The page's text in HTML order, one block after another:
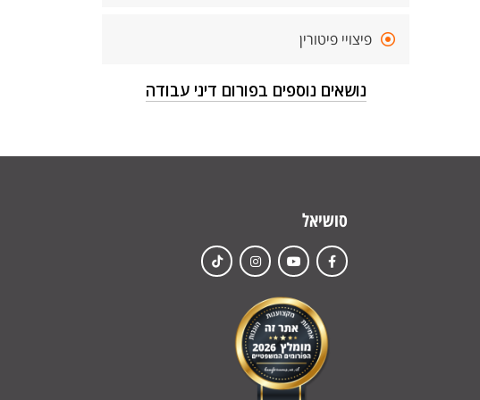
פיצויי פיטורין
נושאים נוספים בפורום דיני עבודה
סושיאל